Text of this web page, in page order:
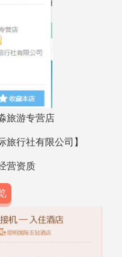
旅游专营店
旅行社有限公司 】
营资质